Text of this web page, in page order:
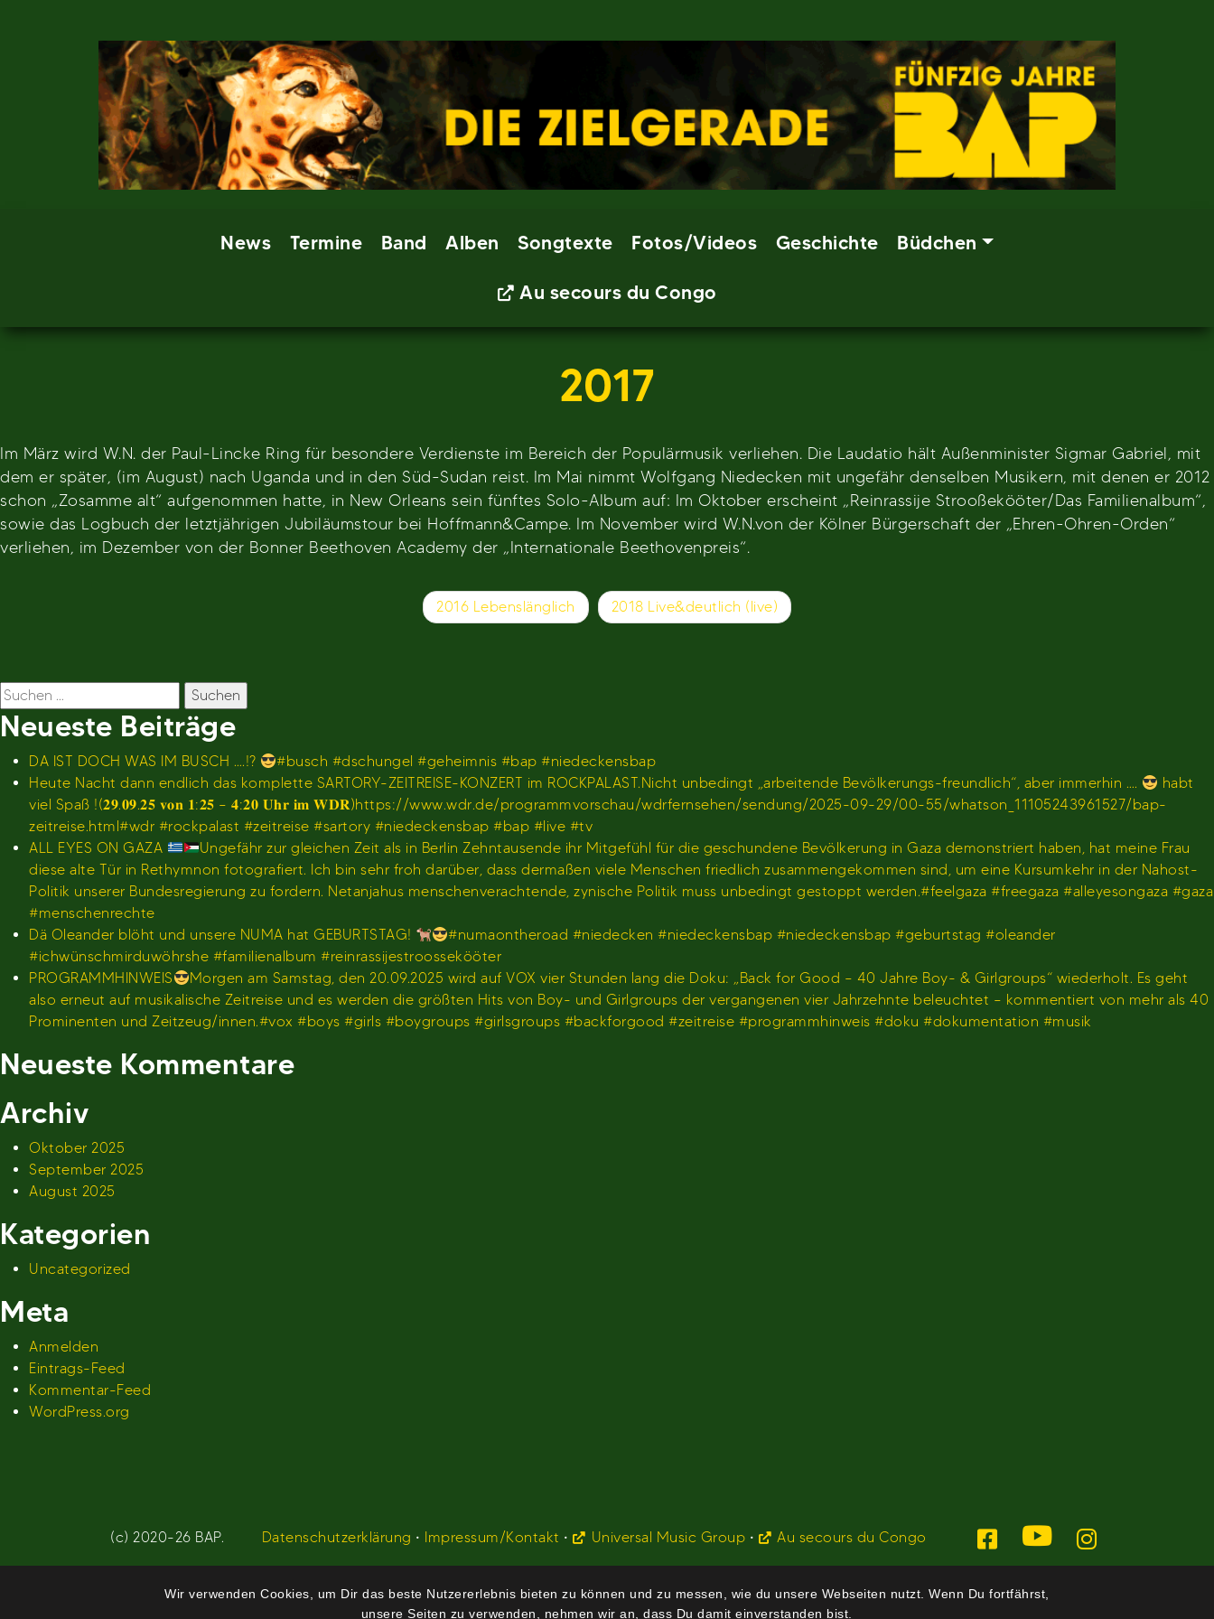
News Termine Band Alben Songtexte Fotos/Videos Geschichte Büdchen
Au secours du Congo
2017
Im März wird W.N. der Paul-Lincke Ring für besondere Verdienste im Bereich der Populärmusik verliehen. Die Laudatio hält Außenminister Sigmar Gabriel, mit
dem er später, (im August) nach Uganda und in den Süd-Sudan reist. Im Mai nimmt Wolfgang Niedecken mit ungefähr denselben Musikern, mit denen er 2012
schon „Zosamme alt“ aufgenommen hatte, in New Orleans sein fünftes Solo-Album auf: Im Oktober erscheint „Reinrassije Strooßekööter/Das Familienalbum“,
sowie das Logbuch der letztjährigen Jubiläumstour bei Hoffmann&Campe. Im November wird W.N.von der Kölner Bürgerschaft der „Ehren-Ohren-Orden“
verliehen, im Dezember von der Bonner Beethoven Academy der „Internationale Beethovenpreis“.
2016 Lebenslänglich 2018 Live&deutlich (live)
Suchen
nach:
Neueste Beiträge
DA IST DOCH WAS IM BUSCH ….!?
#busch #dschungel #geheimnis #bap #niedeckensbap
Heute Nacht dann endlich das komplette SARTORY-ZEITREISE-KONZERT im ROCKPALAST.Nicht unbedingt „arbeitende Bevölkerungs-freundlich“, aber immerhin ….
habt
viel Spaß !(𝟐𝟗.𝟎𝟗.𝟐𝟓 𝐯𝐨𝐧 𝟏:𝟐𝟓 – 𝟒:𝟐𝟎 𝐔𝐡𝐫 𝐢𝐦 𝐖𝐃𝐑)https://www.wdr.de/programmvorschau/wdrfernsehen/sendung/2025-09-29/00-55/whatson_11105243961527/bap-
zeitreise.html#wdr #rockpalast #zeitreise #sartory #niedeckensbap #bap #live #tv
ALL EYES ON GAZA
Ungefähr zur gleichen Zeit als in Berlin Zehntausende ihr Mitgefühl für die geschundene Bevölkerung in Gaza demonstriert haben, hat meine Frau
diese alte Tür in Rethymnon fotografiert. Ich bin sehr froh darüber, dass dermaßen viele Menschen friedlich zusammengekommen sind, um eine Kursumkehr in der Nahost-
Politik unserer Bundesregierung zu fordern. Netanjahus menschenverachtende, zynische Politik muss unbedingt gestoppt werden.#feelgaza #freegaza #alleyesongaza #gaza
#menschenrechte
Dä Oleander blöht und unsere NUMA hat GEBURTSTAG!
#numaontheroad #niedecken #niedeckensbap #niedeckensbap #geburtstag #oleander
#ichwünschmirduwöhrshe #familienalbum #reinrassijestroossekööter
PROGRAMMHINWEIS
Morgen am Samstag, den 20.09.2025 wird auf VOX vier Stunden lang die Doku: „Back for Good – 40 Jahre Boy- & Girlgroups“ wiederholt. Es geht
also erneut auf musikalische Zeitreise und es werden die größten Hits von Boy- und Girlgroups der vergangenen vier Jahrzehnte beleuchtet – kommentiert von mehr als 40
Prominenten und Zeitzeug/innen.#vox #boys #girls #boygroups #girlsgroups #backforgood #zeitreise #programmhinweis #doku #dokumentation #musik
Neueste Kommentare
Archiv
Oktober 2025
September 2025
August 2025
Kategorien
Uncategorized
Meta
Anmelden
Eintrags-Feed
Kommentar-Feed
WordPress.org
(c) 2020-26 BAP. Datenschutzerklärung • Impressum/Kontakt • Universal Music Group • Au secours du Congo
Wir verwenden Cookies, um Dir das beste Nutzererlebnis bieten zu können und zu messen, wie du unsere Webseiten nutzt. Wenn Du fortfährst,
unsere Seiten zu verwenden, nehmen wir an, dass Du damit einverstanden bist.